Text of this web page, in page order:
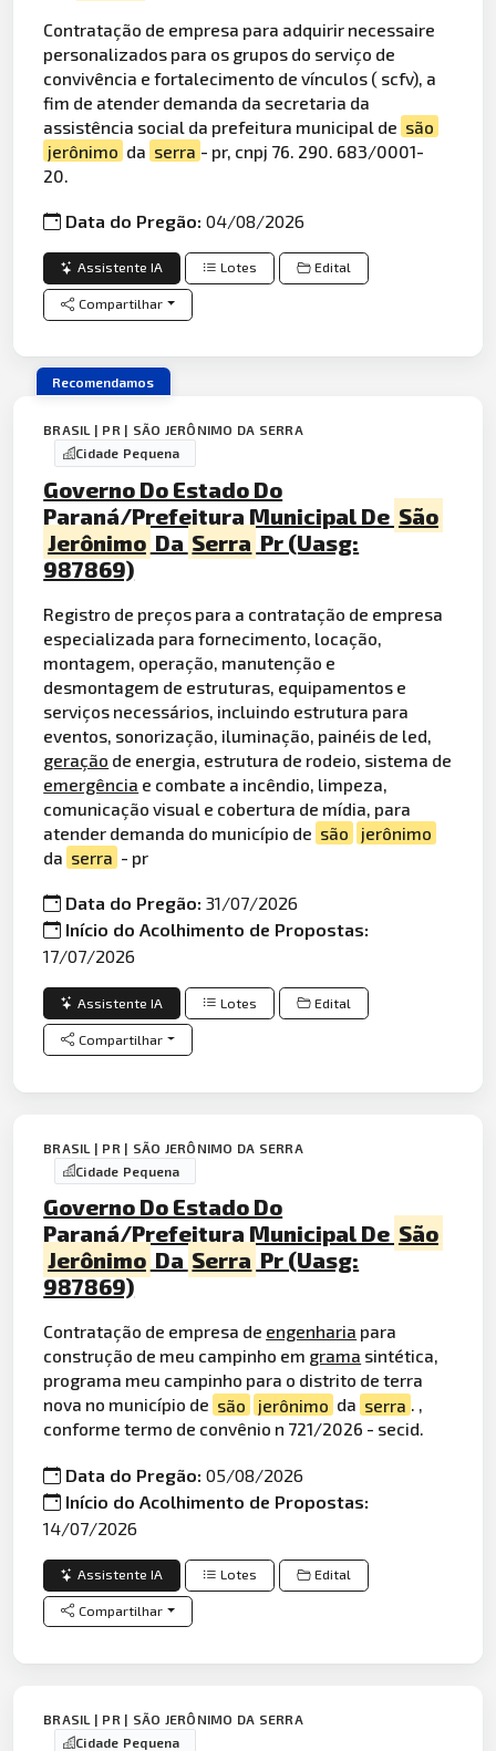
Contratação de empresa para adquirir necessaire
personalizados para os grupos do serviço de
convivência e fortalecimento de vínculos ( scfv), a
fim de atender demanda da secretaria da
assistência social da prefeitura municipal de são
jerônimo da serra - pr, cnpj 76. 290. 683/0001-
20.
Data do Pregão:04/08/2026
Assistente IA Lotes Edital
Compartilhar
Recomendamos
BRASIL | PR | SÃO JERÔNIMO DA SERRA
Cidade Pequena
Governo Do Estado Do
Paraná/Prefeitura Municipal De São
Jerônimo Da Serra Pr (Uasg:
987869)
Registro de preços para a contratação de empresa
especializada para fornecimento, locação,
montagem, operação, manutenção e
desmontagem de estruturas, equipamentos e
serviços necessários, incluindo estrutura para
eventos, sonorização, iluminação, painéis de led,
geração de energia, estrutura de rodeio, sistema de
emergência e combate a incêndio, limpeza,
comunicação visual e cobertura de mídia, para
atender demanda do município de são
jerônimo
da serra - pr
Data do Pregão:31/07/2026
Início do Acolhimento de Propostas:
17/07/2026
Assistente IA Lotes Edital
Compartilhar
BRASIL | PR | SÃO JERÔNIMO DA SERRA
Cidade Pequena
Governo Do Estado Do
Paraná/Prefeitura Municipal De São
Jerônimo Da Serra Pr (Uasg:
987869)
Contratação de empresa de engenharia para
construção de meu campinho em grama sintética,
programa meu campinho para o distrito de terra
nova no município de são jerônimo da serra . ,
conforme termo de convênio n 721/2026 - secid.
Data do Pregão:05/08/2026
Início do Acolhimento de Propostas:
14/07/2026
Assistente IA Lotes Edital
Compartilhar
BRASIL | PR | SÃO JERÔNIMO DA SERRA
Cidade Pequena